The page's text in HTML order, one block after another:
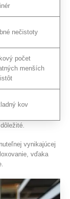
nečistoty
počet
menších
kov
vynikajúcej
vďaka